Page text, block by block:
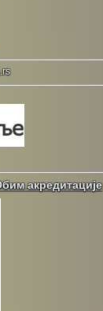
акредитације